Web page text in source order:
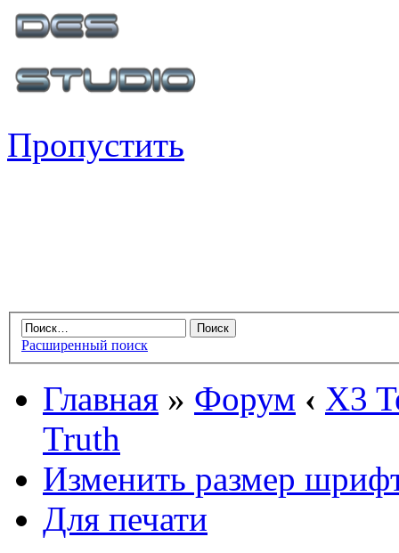
Пропустить
Расширенный поиск
Главная » Форум ‹ X3
Truth
Изменить размер
Для печати